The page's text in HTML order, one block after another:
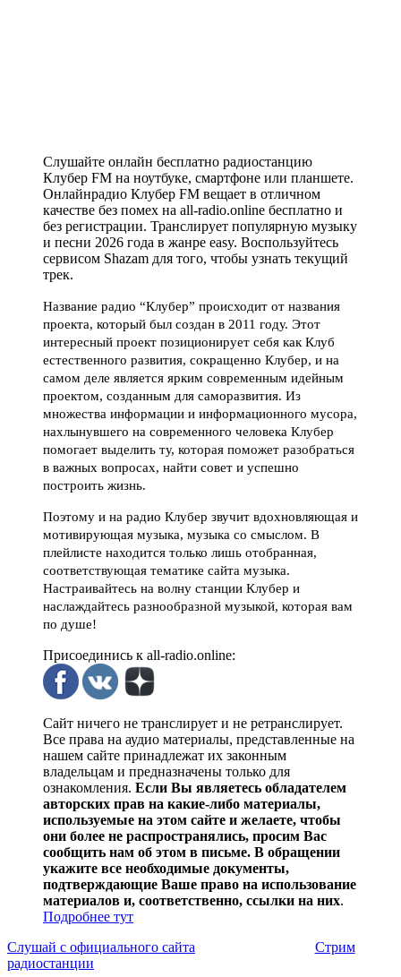
Слушайте онлайн бесплатно радиостанцию
Клубер FM на ноутбуке, смартфоне или планшете.
Онлайнрадио Клубер FM вещает в отличном
качестве без помех на all-radio.online бесплатно и
без регистрации. Транслирует популярную музыку
и песни 2026 года в жанре easy. Воспользуйтесь
сервисом Shazam для того, чтобы узнать текущий
трек.
Название радио “Клубер” происходит от названия
проекта, который был создан в 2011 году. Этот
интересный проект позиционирует себя как Клуб
естественного развития, сокращенно Клубер, и на
самом деле является ярким современным идейным
проектом, созданным для саморазвития. Из
множества информации и информационного мусора,
нахлынувшего на современного человека Клубер
помогает выделить ту, которая поможет разобраться
в важных вопросах, найти совет и успешно
построить жизнь.
Поэтому и на радио Клубер звучит вдохновляющая и
мотивирующая музыка, музыка со смыслом. В
плейлисте находится только лишь отобранная,
соответствующая тематике сайта музыка.
Настраивайтесь на волну станции Клубер и
наслаждайтесь разнообразной музыкой, которая вам
по душе!
Присоединись к all-radio.online:
Сайт ничего не транслирует и не ретранслирует.
Все права на аудио материалы, представленные на
нашем сайте принадлежат их законным
владельцам и предназначены только для
ознакомления. Если Вы являетесь обладателем
авторских прав на какие-либо материалы,
используемые на этом сайте и желаете, чтобы
они более не распространялись, просим Вас
сообщить нам об этом в письме. В обращении
укажите все необходимые документы,
подтверждающие Ваше право на использование
материалов и, соответственно, ссылки на них.
Подробнее тут
Слушай с официального сайта
Стрим
радиостанции